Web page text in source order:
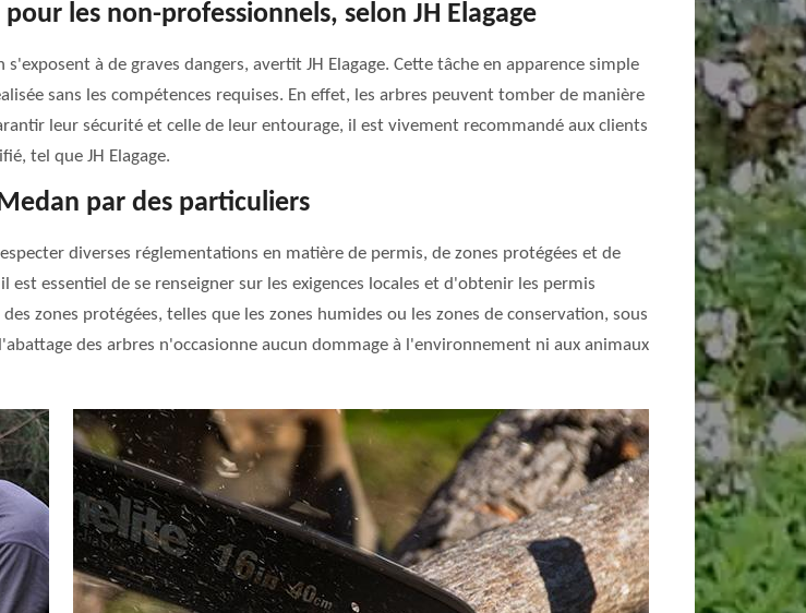
les non-professionnels, selon JH Elagage
à de graves dangers, avertit JH Elagage. Cette tâche en apparence simple
sans les compétences requises. En effet, les arbres peuvent tomber de manière
leur sécurité et celle de leur entourage, il est vivement recommandé aux clients
tel que JH Elagage.
par des particuliers
diverses réglementations en matière de permis, de zones protégées et de
essentiel de se renseigner sur les exigences locales et d'obtenir les permis
zones protégées, telles que les zones humides ou les zones de conservation, sous
des arbres n'occasionne aucun dommage à l'environnement ni aux animaux